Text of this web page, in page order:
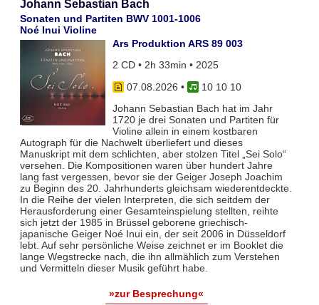
Johann Sebastian Bach
Sonaten und Partiten BWV 1001-1006
Noé Inui Violine
Ars Produktion ARS 89 003
2 CD • 2h 33min • 2025
07.08.2026 •
10 10 10
Johann Sebastian Bach hat im Jahr
1720 je drei Sonaten und Partiten für
Violine allein in einem kostbaren
Autograph für die Nachwelt überliefert und dieses
Manuskript mit dem schlichten, aber stolzen Titel „Sei Solo“
versehen. Die Kompositionen waren über hundert Jahre
lang fast vergessen, bevor sie der Geiger Joseph Joachim
zu Beginn des 20. Jahrhunderts gleichsam wiederentdeckte.
In die Reihe der vielen Interpreten, die sich seitdem der
Herausforderung einer Gesamteinspielung stellten, reihte
sich jetzt der 1985 in Brüssel geborene griechisch-
japanische Geiger Noé Inui ein, der seit 2006 in Düsseldorf
lebt. Auf sehr persönliche Weise zeichnet er im Booklet die
lange Wegstrecke nach, die ihn allmählich zum Verstehen
und Vermitteln dieser Musik geführt habe.
»zur Besprechung«